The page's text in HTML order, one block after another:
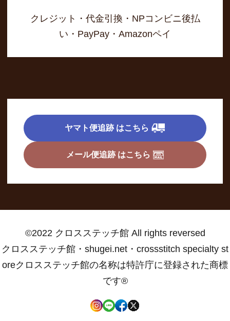
クレジット・代金引換・NPコンビニ後払
い・PayPay・Amazonペイ
ヤマト便追跡 はこちら
メール便追跡 はこちら
©2022 クロスステッチ館 All rights reversed
クロスステッチ館・shugei.net・crossstitch specialty st
oreクロスステッチ館の名称は特許庁に登録された商標
です®